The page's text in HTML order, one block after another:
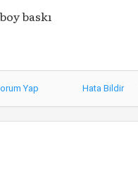
baskı
Yap Hata Bildir